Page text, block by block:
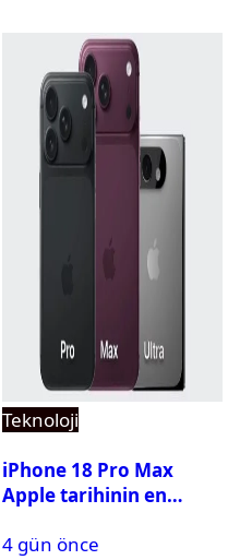
Teknoloji
iPhone 18 Pro Max
Apple tarihinin en
4 gün önce